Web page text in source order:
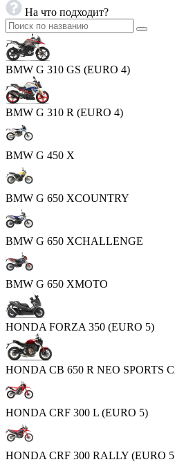
На что подходит?
BMW G 310 GS (EURO 4)
BMW G 310 R (EURO 4)
BMW G 450 X
BMW G 650 XCOUNTRY
BMW G 650 XCHALLENGE
BMW G 650 XMOTO
HONDA FORZA 350 (EURO 5)
HONDA CB 650 R NEO SPORTS
HONDA CRF 300 L (EURO 5)
HONDA CRF 300 RALLY (EURO